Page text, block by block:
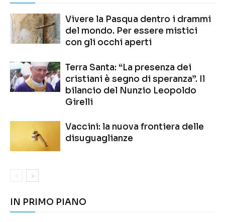
Vivere la Pasqua dentro i drammi
del mondo. Per essere mistici
con gli occhi aperti
Terra Santa: “La presenza dei
cristiani è segno di speranza”. Il
bilancio del Nunzio Leopoldo
Girelli
Vaccini: la nuova frontiera delle
disuguaglianze
IN PRIMO PIANO